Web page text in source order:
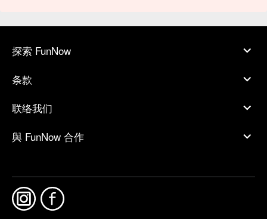
探索 FunNow
条款
联络我们
與 FunNow 合作